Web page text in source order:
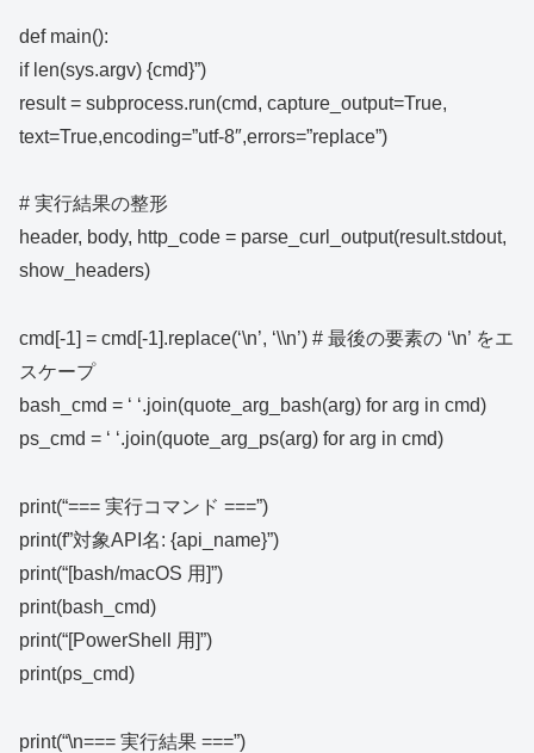
def main():
if len(sys.argv) {cmd}”)
result = subprocess.run(cmd, capture_output=True,
text=True,encoding=”utf-8″,errors=”replace”)
# 実行結果の整形
header, body, http_code = parse_curl_output(result.stdout,
show_headers)
cmd[-1] = cmd[-1].replace(‘\n’, ‘\\n’) # 最後の要素の ‘\n’ をエ
スケープ
bash_cmd = ‘ ‘.join(quote_arg_bash(arg) for arg in cmd)
ps_cmd = ‘ ‘.join(quote_arg_ps(arg) for arg in cmd)
print(“=== 実行コマンド ===”)
print(f”対象API名: {api_name}”)
print(“[bash/macOS 用]”)
print(bash_cmd)
print(“[PowerShell 用]”)
print(ps_cmd)
print(“\n=== 実行結果 ===”)